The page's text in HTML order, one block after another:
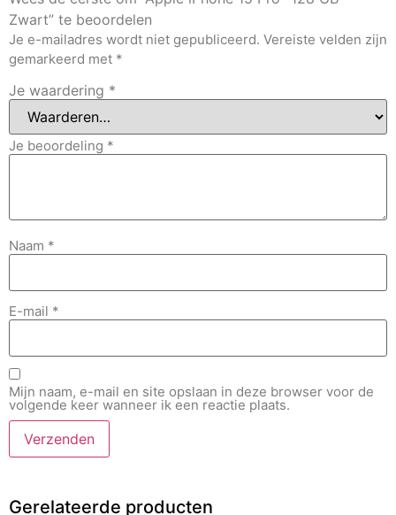
Zwart” te beoordelen
Je e-mailadres wordt niet gepubliceerd. Vereiste velden zijn
gemarkeerd met *
Je waardering *
Je beoordeling *
Naam *
E-mail *
Mijn naam, e-mail en site opslaan in deze browser voor de
volgende keer wanneer ik een reactie plaats.
Gerelateerde producten